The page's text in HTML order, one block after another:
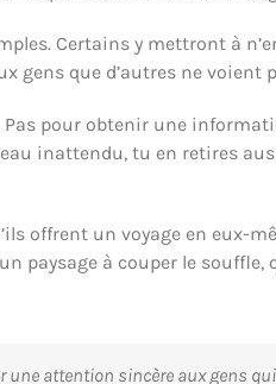
Certains y mettront à
gens que d’autres ne voient
Pas pour obtenir une
inattendu, tu en retires
offrent un voyage en
paysage à couper le souffle,
une attention sincère aux gens